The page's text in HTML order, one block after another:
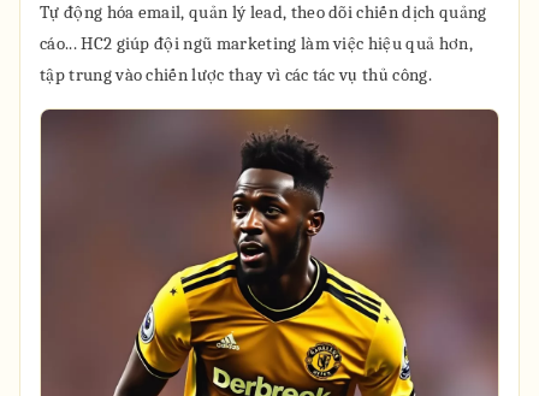
Tự động hóa email, quản lý lead, theo dõi chiến dịch quảng
cáo... HC2 giúp đội ngũ marketing làm việc hiệu quả hơn,
tập trung vào chiến lược thay vì các tác vụ thủ công.